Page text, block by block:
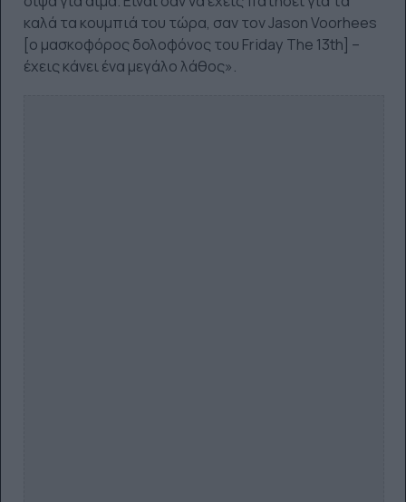
καλά τα κουμπιά του τώρα, σαν τον Jason Voorhees
[ο μασκοφόρος δολοφόνος του Friday The 13th] –
έχεις κάνει ένα μεγάλο λάθος».